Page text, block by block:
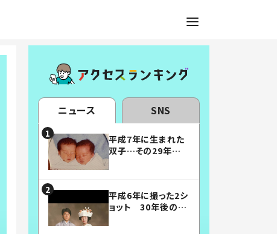
ニュース SNS
平成7年に生まれた
双子…その29年後
平成6年に撮った2シ
ョット 30年後の姿